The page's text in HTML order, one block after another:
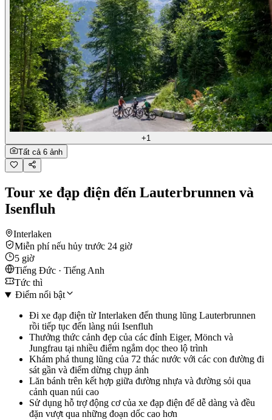
+1
Tất cả 6 ảnh
Tour xe đạp điện đến Lauterbrunnen và
Isenfluh
Interlaken
Miễn phí nếu hủy trước 24 giờ
5 giờ
Tiếng Đức · Tiếng Anh
Tức thì
Điểm nổi bật
Đi xe đạp điện từ Interlaken đến thung lũng Lauterbrunnen
rồi tiếp tục đến làng núi Isenfluh
Thưởng thức cảnh đẹp của các đỉnh Eiger, Mönch và
Jungfrau tại nhiều điểm ngắm dọc theo lộ trình
Khám phá thung lũng của 72 thác nước với các con đường đi
sát gần và điểm dừng chụp ảnh
Lăn bánh trên kết hợp giữa đường nhựa và đường sỏi qua
cảnh quan núi cao
Sử dụng hỗ trợ động cơ của xe đạp điện để dễ dàng và đều
đặn vượt qua những đoạn dốc cao hơn